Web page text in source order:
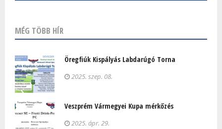
MÉG TÖBB HÍR
Öregfiúk Kispályás Labdarúgó Torna
2025. szep. 08.
Veszprém Vármegyei Kupa mérkőzés
2025. ápr. 29.